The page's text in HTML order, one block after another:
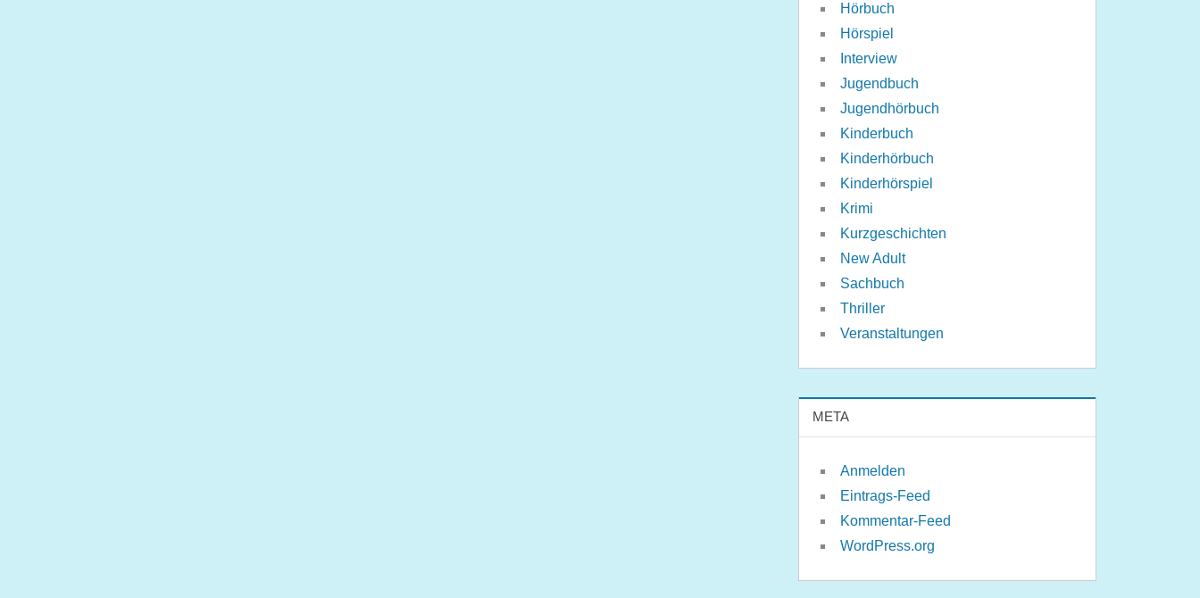
Hörbuch
Hörspiel
Interview
Jugendbuch
Jugendhörbuch
Kinderbuch
Kinderhörbuch
Kinderhörspiel
Krimi
Kurzgeschichten
New Adult
Sachbuch
Thriller
Veranstaltungen
META
Anmelden
Eintrags-Feed
Kommentar-Feed
WordPress.org